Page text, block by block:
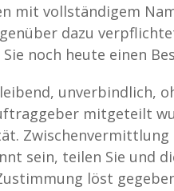
mit vollständigem
dazu
noch heute einen
unverbindlich,
mitgeteilt
sein, teilen Sie und
löst